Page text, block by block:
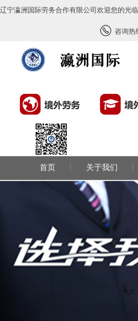
辽宁瀛洲国际劳务合作有限公司欢迎您的光临
咨询热
首页 关于我们
环球留学
联